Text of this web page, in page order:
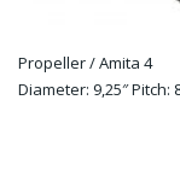
Propeller / Amita 4
Diameter: 9,25″ Pitch: